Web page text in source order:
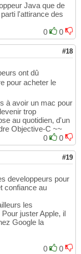
Java que de
l'attirance des
0
0
#18
ont dû
pour acheter le
à avoir un mac pour
trop
au quotidien, d'un
Objective-C ~~
0
0
#19
developpeurs pour
confiance au
les
juster Apple, il
Google la
0
0